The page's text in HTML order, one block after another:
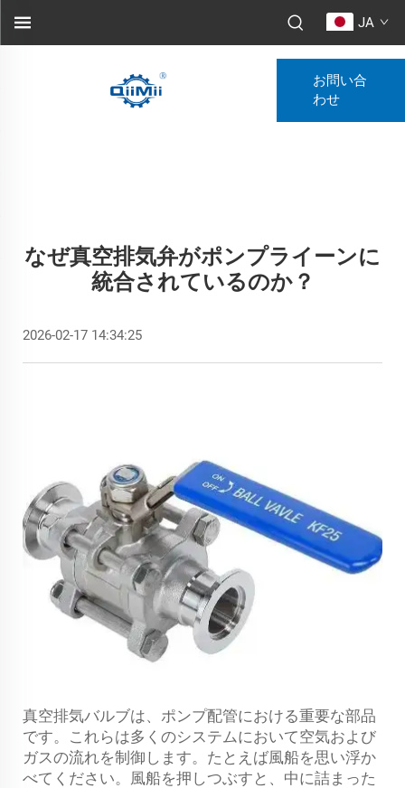
JA
お問い合
わせ
なぜ真空排気弁がポンプライーンに
統合されているのか？
2026-02-17 14:34:25
真空排気バルブは、ポンプ配管における重要な部品
です。これらは多くのシステムにおいて空気および
ガスの流れを制御します。たとえば風船を思い浮か
べてください。風船を押しつぶすと、中に詰まった